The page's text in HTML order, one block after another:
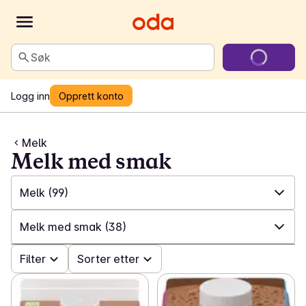
Søk
Logg inn Opprett konto
Melk
Melk med smak
Melk (99)
✓ Alle (607)
✓ (99)
✓ (18)
Melk med smak (38)
✓ Alle (99)
Filter Sorter etter